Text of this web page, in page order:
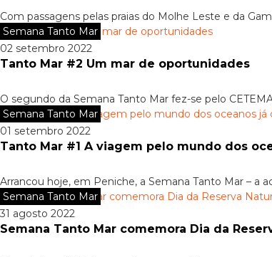
Com passagens pelas praias do Molhe Leste e da
Semana Tanto Mar
02 setembro 2022
Tanto Mar #2 Um mar de oportunidades
O segundo da Semana Tanto Mar fez-se pelo
Semana Tanto Mar
01 setembro 2022
Tanto Mar #1 A viagem pelo mundo dos
Arrancou hoje, em Peniche, a Semana Tanto Mar – a
Semana Tanto Mar
31 agosto 2022
Semana Tanto Mar comemora Dia da